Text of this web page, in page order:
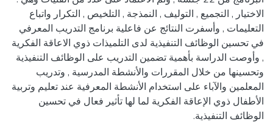
الاختيار , التجميع , التوليف , النمذجة , التلخيص , التكرار واتباع
التعليمات , وأسفرت النتائج عن فاعلية برنامج التدريب المعرفي
في تحسين الوظائف التنفيذية لدى التلميذات ذوي الاعاقة الفكرية
, وأوصت الدراسة بأهمية تضمين التدريب على الوظائف التنفيذية
وتحسينها من خلال المقررات والأنشطة المدرسية , وتدريب
المعلمين والآباء على استخدام الأنشطة المعرفية عند تعليم وتربية
الأطفال ذوي الإعاقة الفكرية لما لها تأثير فعال في تحسين
الوظائف التنفيذية.